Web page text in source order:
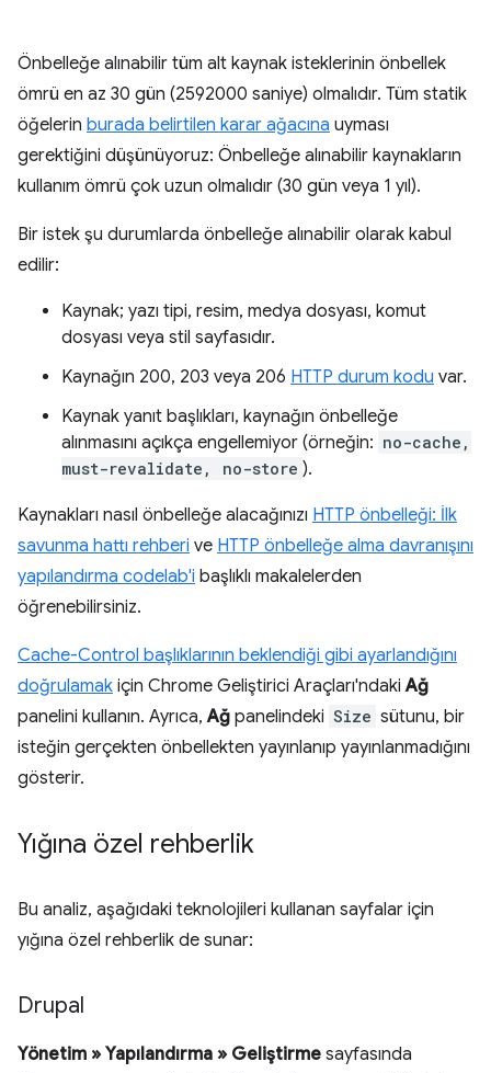
Önbelleğe alınabilir tüm alt kaynak isteklerinin önbellek
ömrü en az 30 gün (2592000 saniye) olmalıdır. Tüm statik
öğelerin burada belirtilen karar ağacına uyması
gerektiğini düşünüyoruz: Önbelleğe alınabilir kaynakların
kullanım ömrü çok uzun olmalıdır (30 gün veya 1 yıl).
Bir istek şu durumlarda önbelleğe alınabilir olarak kabul
edilir:
Kaynak; yazı tipi, resim, medya dosyası, komut
dosyası veya stil sayfasıdır.
Kaynağın 200, 203 veya 206 HTTP durum kodu var.
Kaynak yanıt başlıkları, kaynağın önbelleğe
alınmasını açıkça engellemiyor (örneğin: no-cache,
must-revalidate, no-store ).
Kaynakları nasıl önbelleğe alacağınızı HTTP önbelleği: İlk
savunma hattı rehberi ve HTTP önbelleğe alma davranışını
yapılandırma codelab'i başlıklı makalelerden
öğrenebilirsiniz.
Cache-Control başlıklarının beklendiği gibi ayarlandığını
doğrulamak için Chrome Geliştirici Araçları'ndakiAğ
panelini kullanın. Ayrıca,Ağ panelindeki Size sütunu, bir
isteğin gerçekten önbellekten yayınlanıp yayınlanmadığını
gösterir.
Yığına özel rehberlik
Bu analiz, aşağıdaki teknolojileri kullanan sayfalar için
yığına özel rehberlik de sunar:
Drupal
Yönetim » Yapılandırma » Geliştirme sayfasında